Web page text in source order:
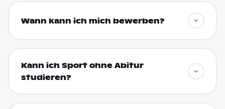
Wann kann ich mich bewerben?
Kann ich Sport ohne Abitur
studieren?